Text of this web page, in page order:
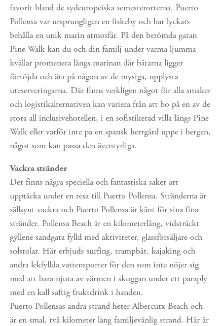
favorit bland de sydeuropeiska semesterorterna. Puerto
Pollensa var ursprungligen en fiskeby och har lyckats
behålla en unik marin atmosfär. På den berömda gatan
Pine Walk kan du och din familj under varma ljumma
kvällar promenera längs marinan där båtarna ligger
förtöjda och äta på någon av de mysiga, upplysta
uteserveringarna. Där finns verkligen något för alla smaker
och logistikalternativen kan variera från att bo på en av de
stora all inclusivehotellen, i en sofistikerad villa längs Pine
Walk eller varför inte på en spansk herrgård uppe i bergen,
något som kan passa den äventyrliga.
Vackra stränder
Det finns några speciella och fantastiska saker att
upptäcka under en resa till Puerto Pollensa. Stränderna är
sällsynt vackra och Puerto Pollensa är känt för sina fina
stränder. Pollensa Beach är en kilometerlång, vidsträckt
gyllene sandgata fylld med aktiviteter, glassförsäljare och
solstolar. Här erbjuds surfing, trampbåt, kajaking och
andra lekfyllda vattensporter för den som inte nöjer sig
med att bara njuta av värmen i skuggan under ett paraply
med en kall saftig fruktdrink i handen.
Puerto Pollensas andra strand heter Albercutx Beach och
är en smal, två kilometer lång familjevänlig strand. Här är